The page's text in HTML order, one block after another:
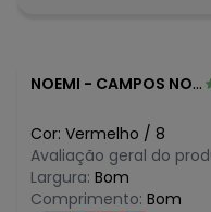
NOEMI - CAMPOS NOVOS - SC
Cor: Vermelho / 8
Avaliação geral do
Largura: Bom
Comprimento: Bom